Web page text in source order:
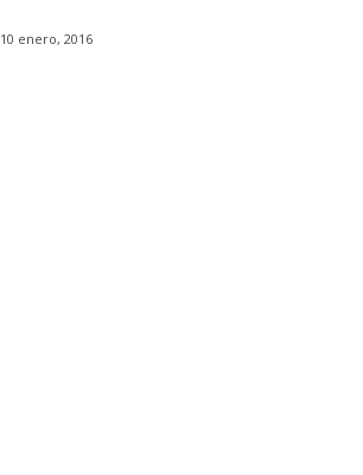
10 enero, 2016